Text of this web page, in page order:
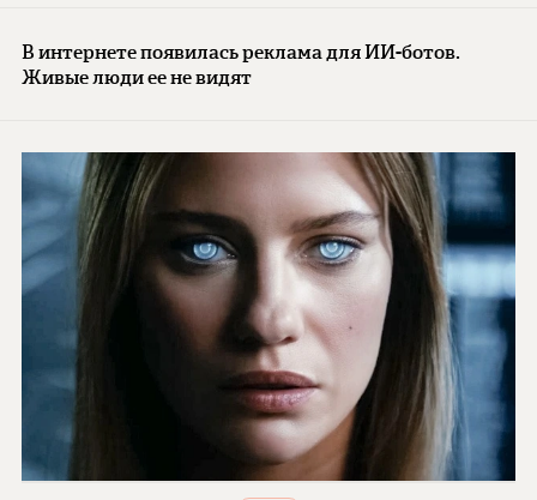
В интернете появилась реклама для ИИ-ботов.
Живые люди ее не видят